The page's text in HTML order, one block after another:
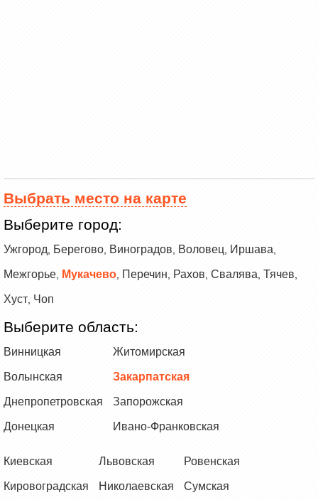
Выбрать место на карте
Выберите город:
Ужгород Берегово Виноградов Воловец Иршава
Межгорье Мукачево Перечин Рахов Свалява Тячев
Хуст Чоп
Выберите область:
Винницкая
Волынская
Днепропетровская
Донецкая
Житомирская
Закарпатская
Запорожская
Ивано-Франковская
Киевская
Кировоградская
Львовская
Николаевская
Ровенская
Сумская